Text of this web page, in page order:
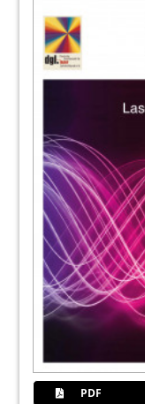
45Oemus
Kooperation
AALZ startet
Dajana
47Perfect
perfekte
Dr. Jürgen
48Glanzvolle
RWTH
Dajana
50Kongresse,
Impressum
PDF